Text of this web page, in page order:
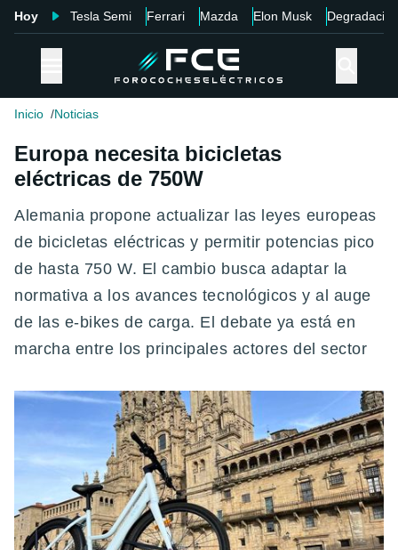
Hoy Tesla Semi Ferrari Mazda Elon Musk Degradación
Inicio Noticias
Europa necesita bicicletas
eléctricas de 750W
Alemania propone actualizar las leyes europeas
de bicicletas eléctricas y permitir potencias pico
de hasta 750 W. El cambio busca adaptar la
normativa a los avances tecnológicos y al auge
de las e-bikes de carga. El debate ya está en
marcha entre los principales actores del sector